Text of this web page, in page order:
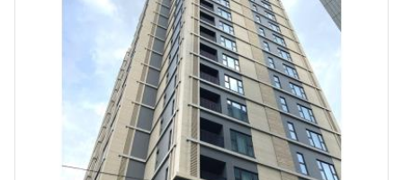
検索対象お部屋数
498件
お部屋を再検索